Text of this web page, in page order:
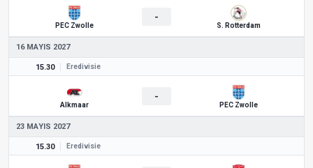
PEC Zwolle
-
S. Rotterdam
16 MAYIS 2027
15.30 Eredivisie
Alkmaar
-
PEC Zwolle
23 MAYIS 2027
15.30 Eredivisie